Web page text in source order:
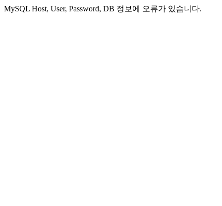
MySQL Host, User, Password, DB 정보에 오류가 있습니다.